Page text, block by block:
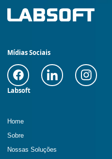
Mídias Sociais
Labsoft
Home
Sobre
Nossas Soluções